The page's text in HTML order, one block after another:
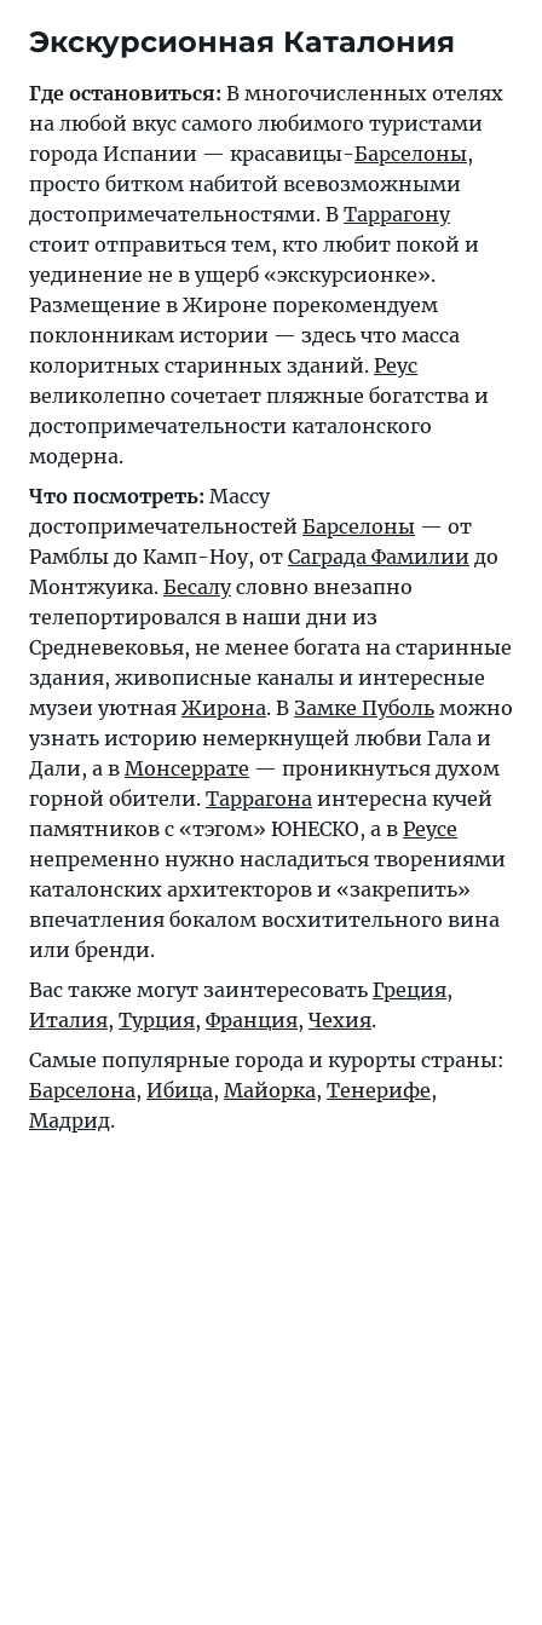
Экскурсионная Каталония
Где остановиться: В многочисленных отелях
на любой вкус самого любимого туристами
города Испании — красавицы-Барселоны,
просто битком набитой всевозможными
достопримечательностями. В Таррагону
стоит отправиться тем, кто любит покой и
уединение не в ущерб «экскурсионке».
Размещение в Жироне порекомендуем
поклонникам истории — здесь что масса
колоритных старинных зданий. Реус
великолепно сочетает пляжные богатства и
достопримечательности каталонского
модерна.
Что посмотреть: Массу
достопримечательностей Барселоны — от
Рамблы до Камп-Ноу, от Саграда Фамилии до
Монтжуика. Бесалусловно внезапно
телепортировался в наши дни из
Средневековья, не менее богата на старинные
здания, живописные каналы и интересные
музеи уютная Жирона. В Замке Пуболь можно
узнать историю немеркнущей любви Гала и
Дали, а в Монсеррате — проникнуться духом
горной обители. Таррагона интересна кучей
памятников с «тэгом» ЮНЕСКО, а в Реусе
непременно нужно насладиться творениями
каталонских архитекторов и «закрепить»
впечатления бокалом восхитительного вина
или бренди.
Вас также могут заинтересовать Греция,
Италия, Турция, Франция, Чехия.
Самые популярные города и курорты страны:
Барселона, Ибица, Майорка, Тенерифе,
Мадрид.